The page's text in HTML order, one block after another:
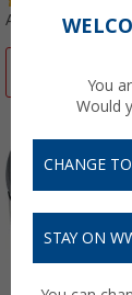
Artikelnr: 287580
You
Would
CHANGE
STAY ON